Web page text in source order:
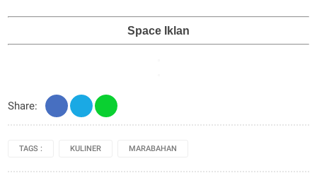
Space Iklan
Share:
TAGS : KULINER MARABAHAN